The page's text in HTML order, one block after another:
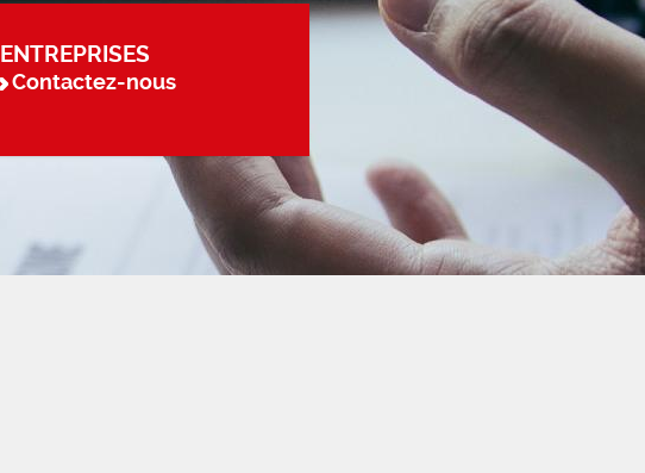
ENTREPRISES
Contactez-nous